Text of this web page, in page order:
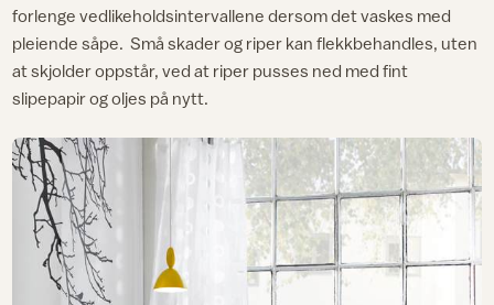
forlenge vedlikeholdsintervallene dersom det vaskes med
pleiende såpe. Små skader og riper kan flekkbehandles, uten
at skjolder oppstår, ved at riper pusses ned med fint
slipepapir og oljes på nytt.